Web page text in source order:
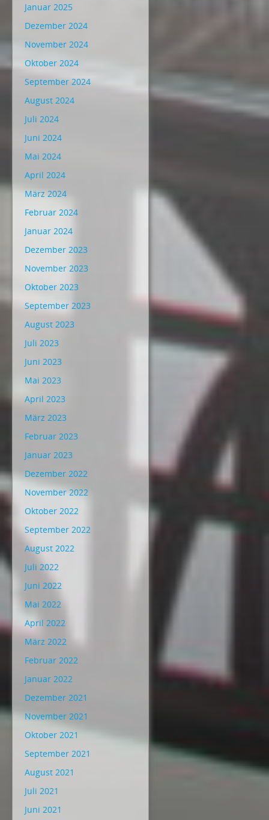
Januar 2025
Dezember 2024
November 2024
Oktober 2024
September 2024
August 2024
Juli 2024
Juni 2024
Mai 2024
April 2024
März 2024
Februar 2024
Januar 2024
Dezember 2023
November 2023
Oktober 2023
September 2023
August 2023
Juli 2023
Juni 2023
Mai 2023
April 2023
März 2023
Februar 2023
Januar 2023
Dezember 2022
November 2022
Oktober 2022
September 2022
August 2022
Juli 2022
Juni 2022
Mai 2022
April 2022
März 2022
Februar 2022
Januar 2022
Dezember 2021
November 2021
Oktober 2021
September 2021
August 2021
Juli 2021
Juni 2021